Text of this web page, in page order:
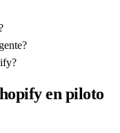
en piloto